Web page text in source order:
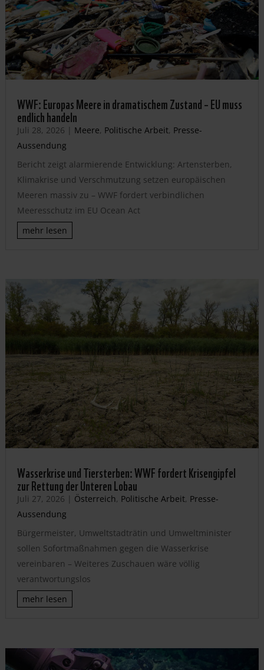
WWF: Europas Meere in dramatischem Zustand – EU muss
endlich handeln
Juli 28, 2026 | Meere, Politische Arbeit, Presse-
Aussendung
Bericht zeigt alarmierende Entwicklung: Artensterben,
Klimakrise und Verschmutzung setzen europäischen
Meeren massiv zu – WWF fordert verbindlichen
Meeresschutz im EU Ocean Act
mehr lesen
Wasserkrise und Tiersterben: WWF fordert Krisengipfel
zur Rettung der Unteren Lobau
Juli 27, 2026 | Österreich, Politische Arbeit, Presse-
Aussendung
Bürgermeister, Umweltstadträtin und Umweltminister
sollen Sofortmaßnahmen gegen die Wasserkrise
vereinbaren – Weiteres Zuschauen wäre völlig
verantwortungslos
mehr lesen